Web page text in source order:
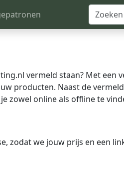
vermeld staan? Met een
producten. Naast de
zowel online als offline te
zodat we jouw prijs en een